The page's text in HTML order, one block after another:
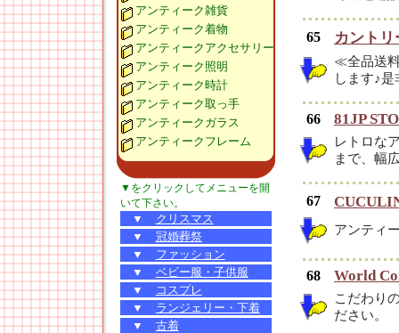
アンティーク雑貨
アンティーク着物
アンティークアクセサリー
アンティーク照明
アンティーク時計
アンティーク取っ手
アンティークガラス
アンティークフレーム
▼をクリックしてメニューを開
いて下さい。
▼
クリスマス
▼
冠婚葬祭
▼
ファッション
▼
ベビー服・子供服
▼
コスプレ
▼
ランジェリー・下着
▼
古着
65 カント
≪全品送
します♪
66 81JP
レトロな
まで、幅
67
アンティ
68 World
こだわり
ださい。